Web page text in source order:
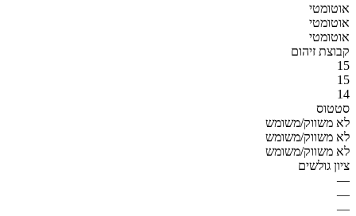
אוטומטי
אוטומטי
אוטומטי
קבוצת זיהום
15
15
14
סטטוס
לא משווק/משומש
לא משווק/משומש
לא משווק/משומש
ציון גולשים
—
—
—